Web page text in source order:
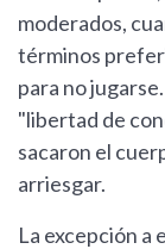
moderados,
términos
para no
"libertad de
sacaron el
arriesgar.
La excepción a